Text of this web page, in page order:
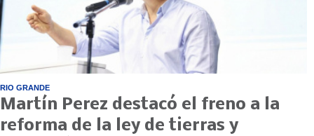
RIO GRANDE
Martín Perez destacó el freno a la
reforma de la ley de tierras y